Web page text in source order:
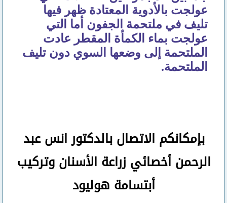
عولجت بالأدوية المعتادة ظهر فيها
تليف في ملتحمة الجفون أما التي
عولجت بماء الكمأة المقطر عادت
الملتحمة إلى وضعها السوي دون تليف
الملتحمة.
بإمكانكم الاتصال بالدكتور انس عبد
الرحمنأخصائي زراعة الأسنان وتركيب
أبتسامة هوليود